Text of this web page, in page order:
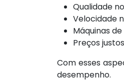
Qualidade
Velocidade
Máquinas
Preços
Com esses
desempenho.